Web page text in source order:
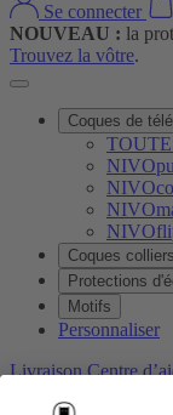
Se connecter
NOUVEAU : la
Trouvez la vôtre.
Coques de
Coques colliers
Protections
Motifs
Personnaliser
Livraison Centre